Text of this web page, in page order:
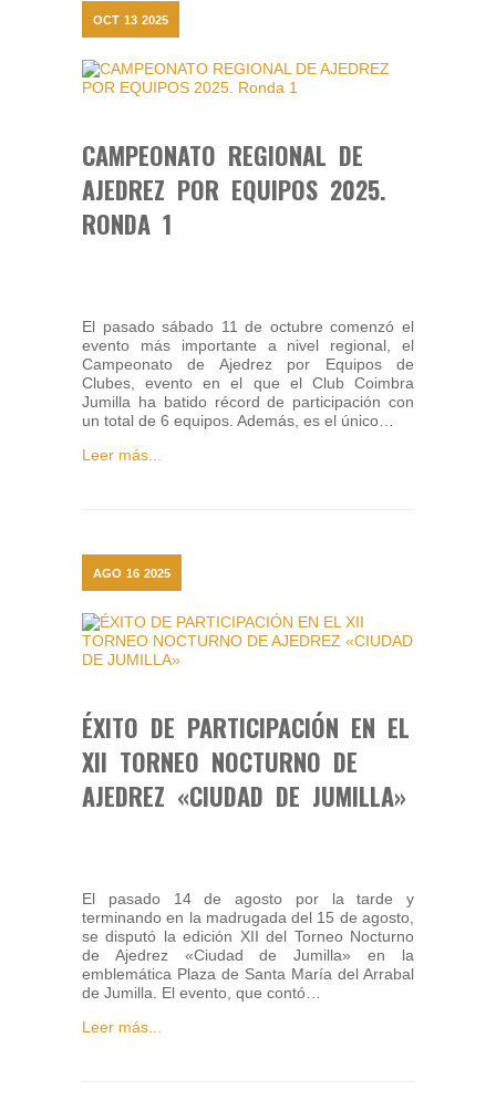
OCT 13 2025
CAMPEONATO REGIONAL DE
AJEDREZ POR EQUIPOS 2025.
RONDA 1
El pasado sábado 11 de octubre comenzó el
evento más importante a nivel regional, el
Campeonato de Ajedrez por Equipos de
Clubes, evento en el que el Club Coimbra
Jumilla ha batido récord de participación con
un total de 6 equipos. Además, es el único…
Leer más...
AGO 16 2025
ÉXITO DE PARTICIPACIÓN EN EL
XII TORNEO NOCTURNO DE
AJEDREZ «CIUDAD DE JUMILLA»
El pasado 14 de agosto por la tarde y
terminando en la madrugada del 15 de agosto,
se disputó la edición XII del Torneo Nocturno
de Ajedrez «Ciudad de Jumilla» en la
emblemática Plaza de Santa María del Arrabal
de Jumilla. El evento, que contó…
Leer más...